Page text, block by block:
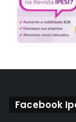
Os resultados
na era do Big
Facebook